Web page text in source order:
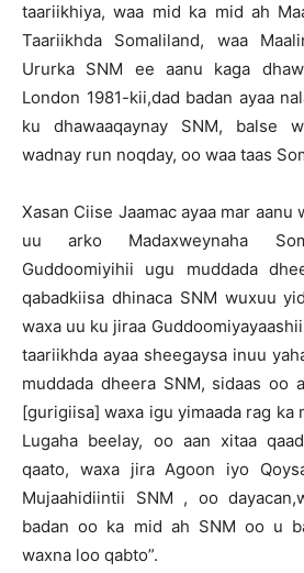
taariikhiya, waa mid ka mid ah
Taariikhda Somaliland, waa
Ururka SNM ee aanu kaga
London 1981-kii,dad badan ayaa
ku dhawaaqaynay SNM, balse
wadnay run noqday, oo waa taas
Xasan Ciise Jaamac ayaa mar aanu
uu arko Madaxweynaha
Guddoomiyihii ugu muddada
qabadkiisa dhinaca SNM wuxuu
waxa uu ku jiraa
taariikhda ayaa sheegaysa inuu
muddada dheera SNM, sidaas oo
[gurigiisa] waxa igu yimaada rag ka
Lugaha beelay, oo aan xitaa
qaato, waxa jira Agoon iyo
Mujaahidiintii SNM , oo
badan oo ka mid ah SNM oo u
waxna loo qabto”.